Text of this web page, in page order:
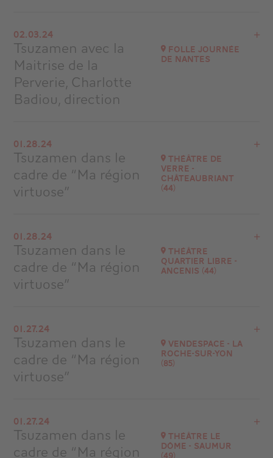
Folle Journée de Nantes
at11H00 AUDITORIUM APOLLON
Go to site
02.03.24
Tsuzamen avec la
Maitrise de la
Perverie, Charlotte
Badiou, direction
Folle Journée
de Nantes
Folle Journée de Nantes
at16H30 SALLE ORPHÉE
Go to site
01.28.24
Tsuzamen dans le
cadre de “Ma région
virtuose”
Théâtre de
Verre -
Châteaubriant
(44)
Châteaubriand
at19H00
01.28.24
Tsuzamen dans le
cadre de “Ma région
virtuose”
Théâtre
Quartier Libre -
Ancenis (44)
Ancenis
at15H00
01.27.24
Tsuzamen dans le
cadre de “Ma région
virtuose”
Vendespace - La
Roche-sur-Yon
(85)
La Roche-sur-Yon
at20H30
01.27.24
Tsuzamen dans le
cadre de “Ma région
Théâtre le
Dôme - Saumur